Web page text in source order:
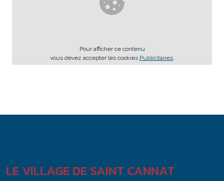
Pour afficher ce contenu
vous devez accepter les cookies Publicitaires.
LE VILLAGE DE SAINT CANNAT